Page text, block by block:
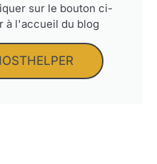
sur le bouton ci-
à l'accueil du blog